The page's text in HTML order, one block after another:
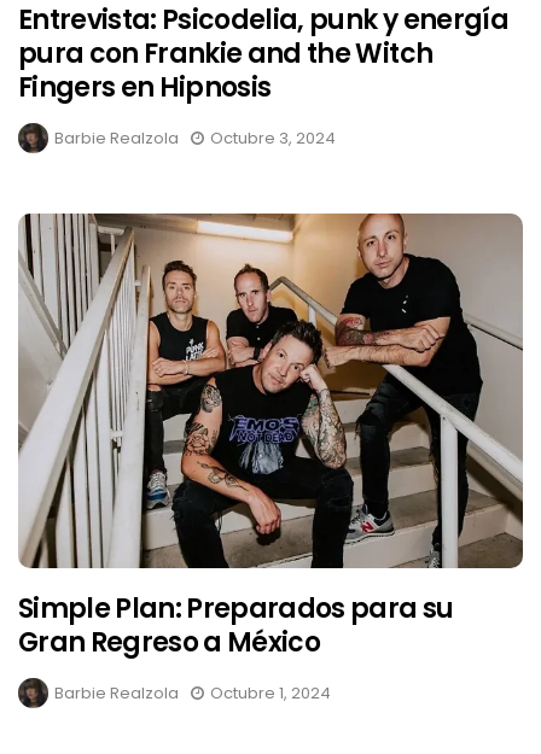
Entrevista: Psicodelia, punk y energía
pura con Frankie and the Witch
Fingers en Hipnosis
Barbie Realzola Octubre 3, 2024
Simple Plan: Preparados para su
Gran Regreso a México
Barbie Realzola Octubre 1, 2024